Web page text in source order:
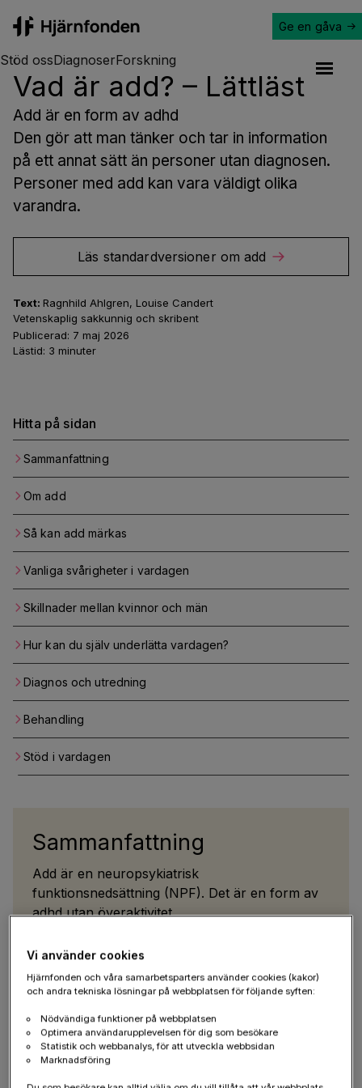
Ge en gåva
Stöd ossDiagnoserForskning
Text: Ragnhild Ahlgren, Louise Candert
Vetenskaplig sakkunnig och skribent
Publicerad: 7 maj 2026
Lästid: 3 minuter
Vad är add? – Lättläst
Add är en form av adhd
Den gör att man tänker och tar in information
på ett annat sätt än personer utan diagnosen.
Personer med add kan vara väldigt olika
varandra.
Läs standardversioner om add
Hitta på sidan
Sammanfattning
Om add
Så kan add märkas
Vanliga svårigheter i vardagen
Skillnader mellan kvinnor och män
Hur kan du själv underlätta vardagen?
Diagnos och utredning
Behandling
Stöd i vardagen
Sammanfattning
Add är en neuropsykiatrisk
funktionsnedsättning (NPF). Det är en form av
adhd utan överaktivitet.
uppmärksamhet
planering
att komma i gång
Vi använder cookies
Hjärnfonden och våra samarbetsparters använder cookies (kakor)
och andra tekniska lösningar på webbplatsen för följande syften:
Nödvändiga funktioner på webbplatsen
Optimera användarupplevelsen för dig som besökare
Statistik och webbanalys, för att utveckla webbsidan
Marknadsföring